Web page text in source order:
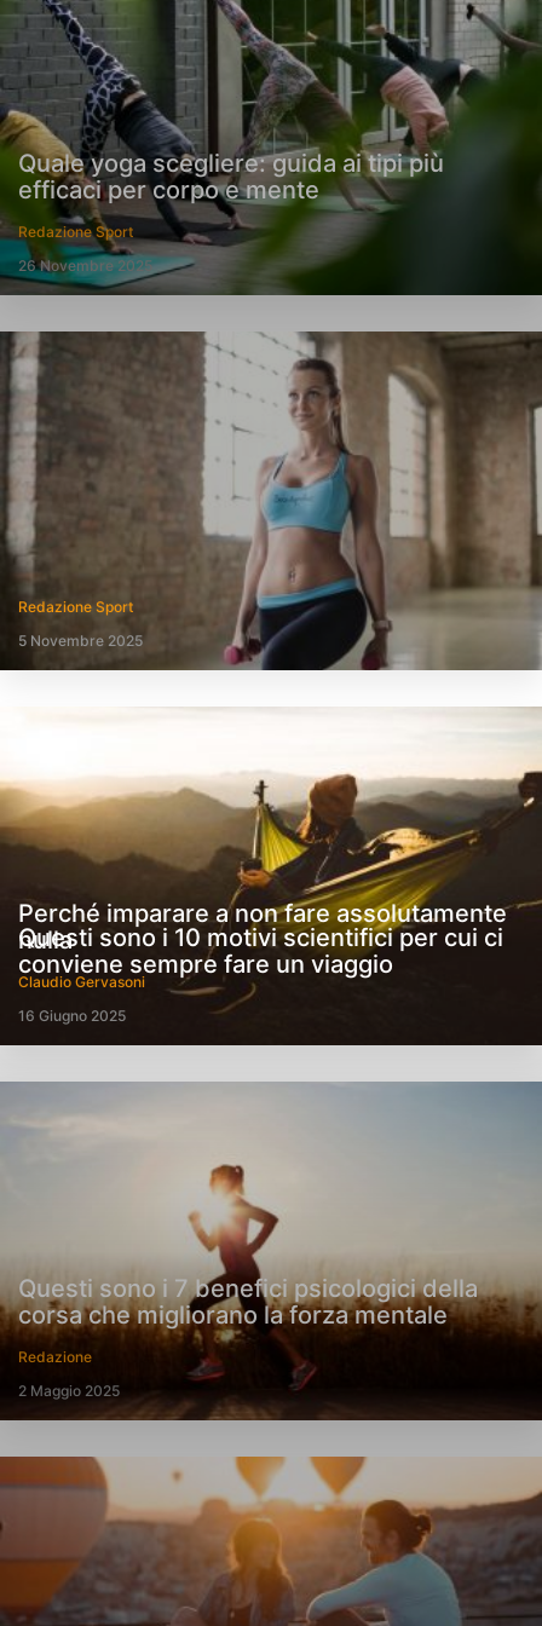
Quale yoga scegliere: guida ai tipi più
efficaci per corpo e mente
Redazione Sport
26 Novembre 2025
Redazione Sport
5 Novembre 2025
Perché imparare a non fare assolutamente
nulla
Claudio Gervasoni
16 Giugno 2025
Questi sono i 7 benefici psicologici della
corsa che migliorano la forza mentale
Redazione
2 Maggio 2025
Questi sono i 10 motivi scientifici per cui ci
conviene sempre fare un viaggio